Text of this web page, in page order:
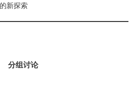
的新探索
分组讨论